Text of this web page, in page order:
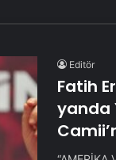
Editör
Fatih
yanda